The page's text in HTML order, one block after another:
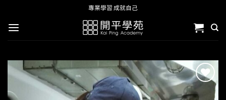
content
專業學習 成就自己